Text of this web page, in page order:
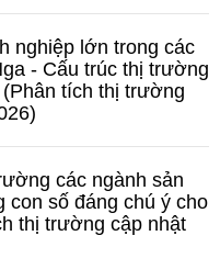
nghiệp lớn trong các
- Cấu trúc thị trường
tích thị trường
các ngành sản
con số đáng chú ý cho
thị trường cập nhật